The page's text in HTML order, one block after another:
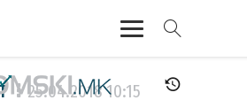
25.04.201810:15